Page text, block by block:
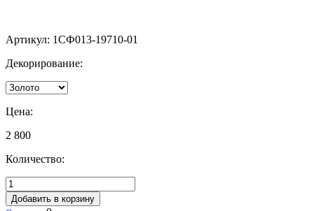
Артикул: 1СФ013-19710-01
Декорирование:
Цена:
2 800
Количество:
Добавить в корзину